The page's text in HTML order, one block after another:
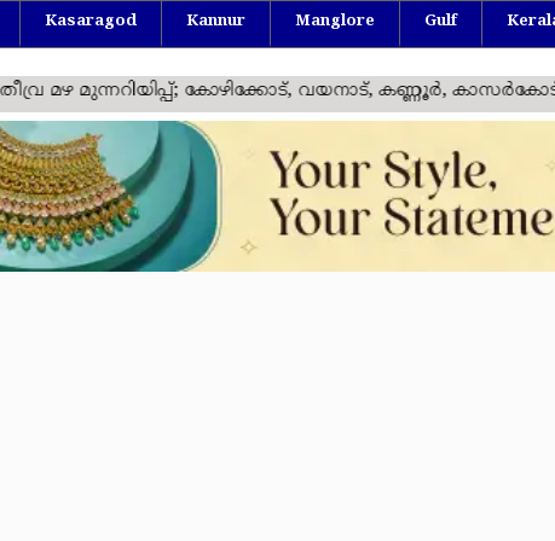
Kasaragod Kannur Manglore Gulf